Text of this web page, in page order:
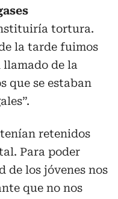
tortura.
la tarde fuimos
de la
que se estaban
retenidos
Para poder
de los jóvenes nos
que no nos